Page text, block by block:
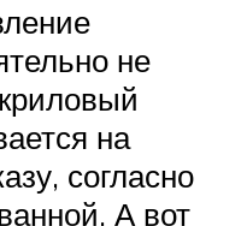
не
на
согласно
А вот